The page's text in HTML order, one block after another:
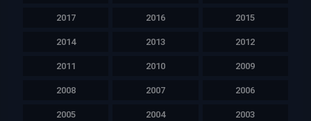
2017 2016 2015
2014 2013 2012
2011 2010 2009
2008 2007 2006
2005 2004 2003